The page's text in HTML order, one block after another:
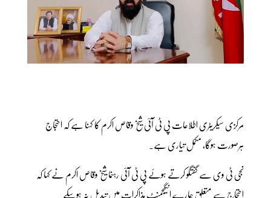
مرکزی سیکریٹری اطلاعات پی ٹی آئی شیخ وقاص اکرم کا کہنا ہے کہ احتجاج
ہرصورت ہوگا، مکمل تیاری ہے۔
نجی ٹی وی سے گفتگو کرتے ہوئے پی ٹی آئی رہنما شیخ وقاص اکرم نے کہا کہ